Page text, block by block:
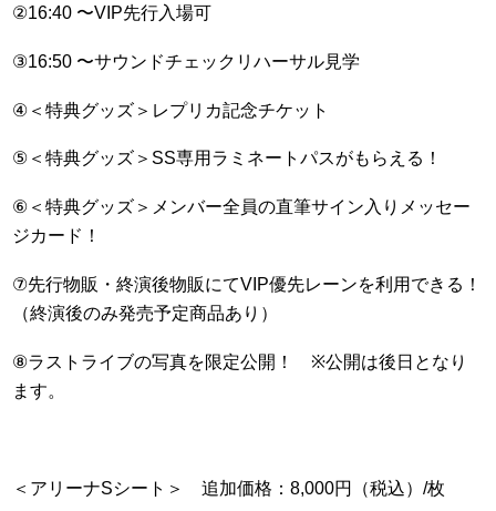
②16:40 〜VIP先行入場可
③16:50 〜サウンドチェックリハーサル見学
④ ＜特典グッズ＞レプリカ記念チケット
⑤ ＜特典グッズ＞ SS専用ラミネートパスがもらえる！
⑥ ＜特典グッズ＞メンバー全員の直筆サイン入りメッセー
ジカード！
⑦先行物販・終演後物販にてVIP優先レーンを利用できる！
（終演後のみ発売予定商品あり）
⑧ラストライブの写真を限定公開！※公開は後日となり
ます。
＜アリーナSシート＞ 追加価格：8,000円（税込）/枚